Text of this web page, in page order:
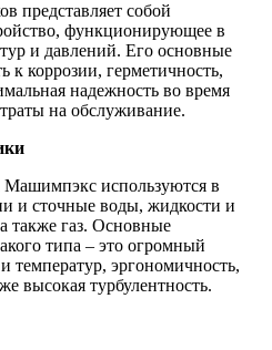
представляет собой
функционирующее в
и давлений. Его основные
к коррозии, герметичность,
надежность во время
на обслуживание.
используются в
и сточные воды, жидкости и
также газ. Основные
типа – это огромный
температур, эргономичность,
высокая турбулентность.